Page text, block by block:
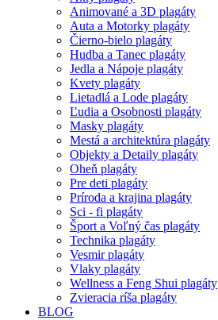
Animované a 3D plagáty
Auta a Motorky plagáty
Čierno-bielo plagáty
Hudba a Tanec plagáty
Jedla a Nápoje plagáty
Kvety plagáty
Lietadlá a Lode plagáty
Ľudia a Osobnosti plagáty
Masky plagáty
Mestá a architektúra plagáty
Objekty a Detaily plagáty
Oheň plagáty
Pre deti plagáty
Príroda a krajina plagáty
Sci - fi plagáty
Šport a Voľný čas plagáty
Technika plagáty
Vesmir plagáty
Vlaky plagáty
Wellness a Feng Shui plagáty
Zvieracia ríša plagáty
BLOG